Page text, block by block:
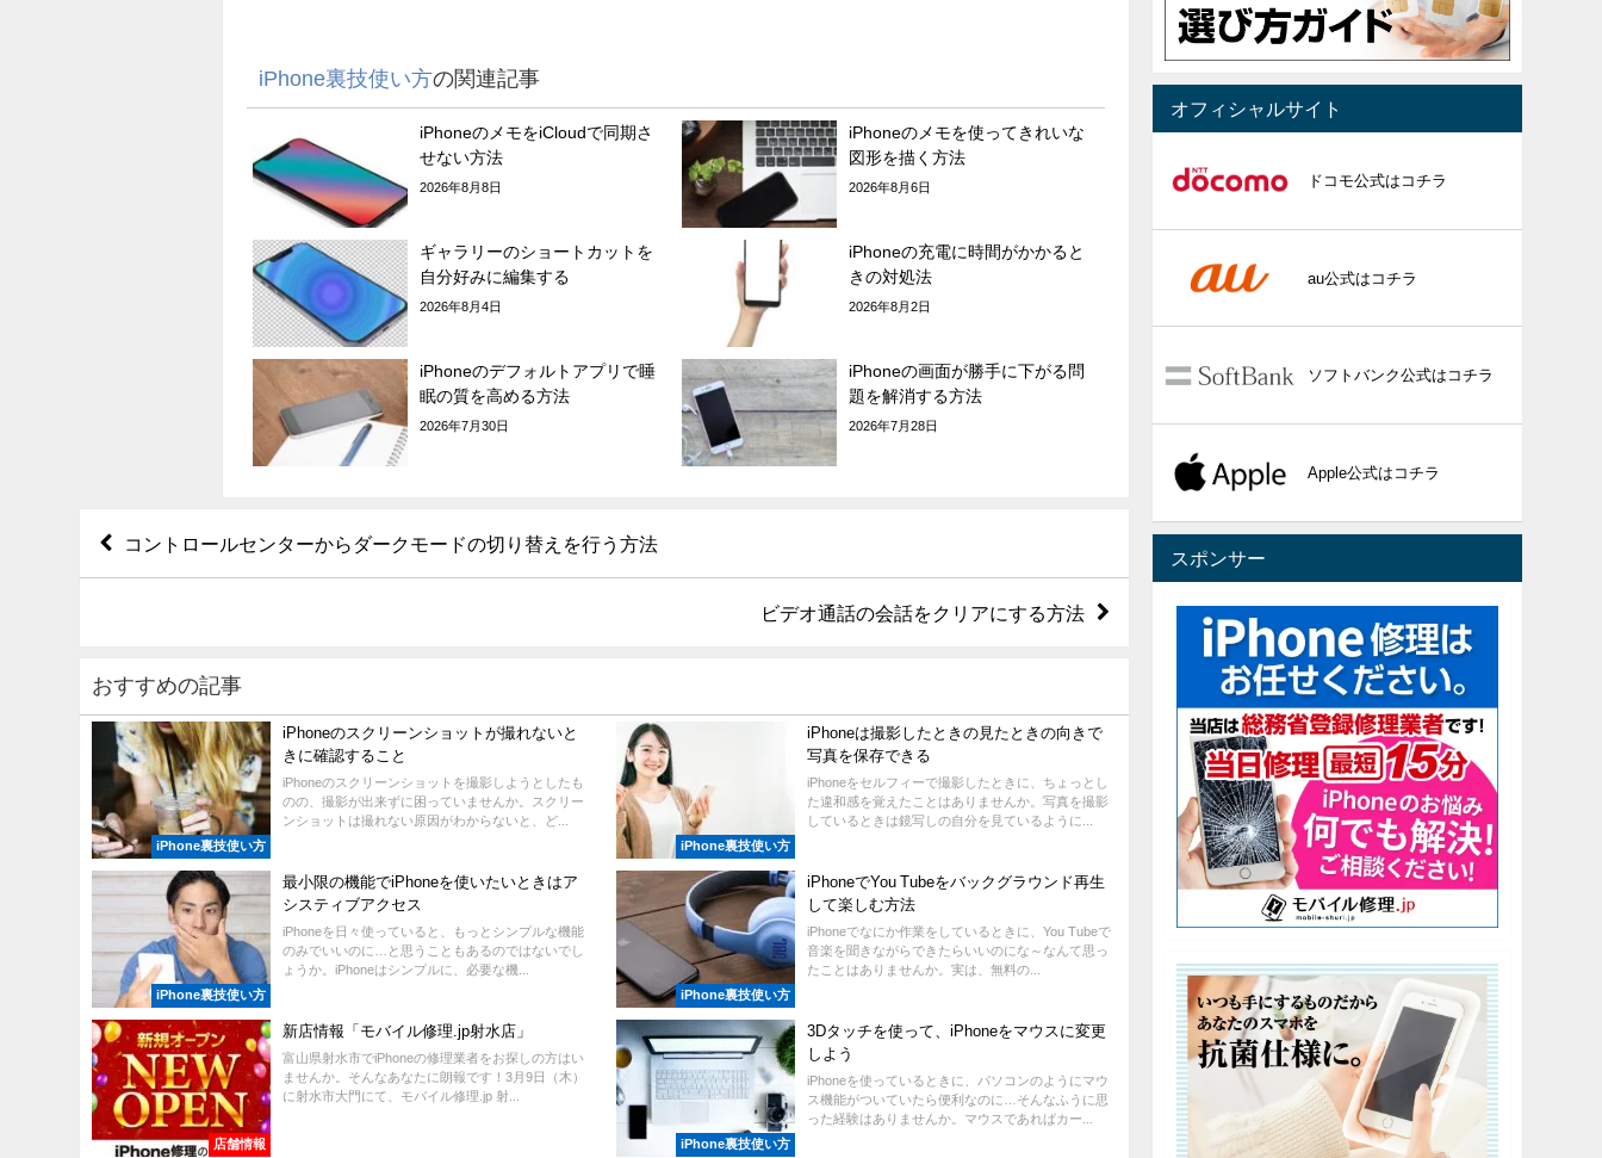
iPhone裏技使い方の関連記事
iPhoneのメモをiCloudで同期さ
せない方法
2026年8月8日
iPhoneのメモを使ってきれいな
図形を描く方法
2026年8月6日
ギャラリーのショートカットを
自分好みに編集する
2026年8月4日
iPhoneの充電に時間がかかると
きの対処法
2026年8月2日
iPhoneのデフォルトアプリで睡
眠の質を高める方法
2026年7月30日
iPhoneの画面が勝手に下がる問
題を解消する方法
2026年7月28日
コントロールセンターからダークモードの切り替えを行う方法
ビデオ通話の会話をクリアにする方法
おすすめの記事
iPhone裏技使い方
iPhoneのスクリーンショットが撮れないと
きに確認すること
iPhoneのスクリーンショットを撮影しようとしたも
のの、撮影が出来ずに困っていませんか。スクリー
ンショットは撮れない原因がわからないと、ど...
iPhone裏技使い方
iPhoneは撮影したときの見たときの向きで
写真を保存できる
iPhoneをセルフィーで撮影したときに、ちょっとし
た違和感を覚えたことはありませんか。写真を撮影
しているときは鏡写しの自分を見ているように...
iPhone裏技使い方
最小限の機能でiPhoneを使いたいときはア
システィブアクセス
iPhoneを日々使っていると、もっとシンプルな機能
のみでいいのに…と思うこともあるのではないでし
ょうか。iPhoneはシンプルに、必要な機...
iPhone裏技使い方
iPhoneでYou Tubeをバックグラウンド再生
して楽しむ方法
iPhoneでなにか作業をしているときに、You Tubeで
音楽を聞きながらできたらいいのにな～なんて思っ
たことはありませんか。実は、無料の...
店舗情報
新店情報「モバイル修理.jp射水店」
富山県射水市でiPhoneの修理業者をお探しの方はい
ませんか。そんなあなたに朗報です！3月9日（木）
に射水市大門にて、モバイル修理.jp 射...
iPhone裏技使い方
3Dタッチを使って、iPhoneをマウスに変更
しよう
iPhoneを使っているときに、パソコンのようにマウ
ス機能がついていたら便利なのに…そんなふうに思
った経験はありませんか。マウスであればカー...
オフィシャルサイト
ドコモ公式はコチラ
au公式はコチラ
ソフトバンク公式はコチラ
Apple公式はコチラ
スポンサー